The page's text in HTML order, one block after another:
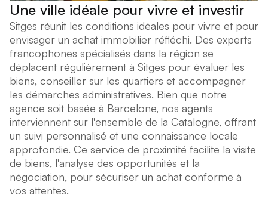
Une ville idéale pour vivre et investir
Sitges réunit les conditions idéales pour vivre et pour
envisager un achat immobilier réfléchi. Des experts
francophones spécialisés dans la région se
déplacent régulièrement à Sitges pour évaluer les
biens, conseiller sur les quartiers et accompagner
les démarches administratives. Bien que notre
agence soit basée à Barcelone, nos agents
interviennent sur l'ensemble de la Catalogne, offrant
un suivi personnalisé et une connaissance locale
approfondie. Ce service de proximité facilite la visite
de biens, l'analyse des opportunités et la
négociation, pour sécuriser un achat conforme à
vos attentes.